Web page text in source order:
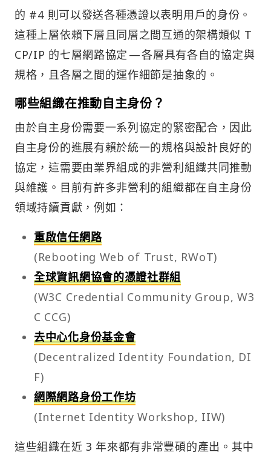
的 #4 則可以發送各種憑證以表明用戶的身份。
這種上層依賴下層且同層之間互通的架構類似 T
CP/IP 的七層網路協定 — 各層具有各自的協定與
規格，且各層之間的運作細節是抽象的。
哪些組織在推動自主身份？
由於自主身份需要一系列協定的緊密配合，因此
自主身份的進展有賴於統一的規格與設計良好的
協定，這需要由業界組成的非營利組織共同推動
與維護。目前有許多非營利的組織都在自主身份
領域持續貢獻，例如：
重啟信任網路
(Rebooting Web of Trust, RWoT)
全球資訊網協會的憑證社群組
(W3C Credential Community Group, W3
C CCG)
去中心化身份基金會
(Decentralized Identity Foundation, DI
F)
網際網路身份工作坊
(Internet Identity Workshop, IIW)
這些組織在近 3 年來都有非常豐碩的產出。其中